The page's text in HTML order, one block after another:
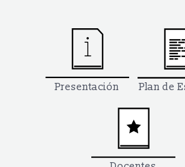
Presentación Plan de